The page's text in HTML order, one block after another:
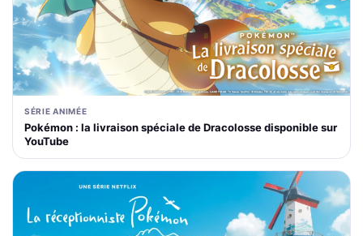
SÉRIE ANIMÉE
Pokémon : la livraison spéciale de Dracolosse disponible sur
YouTube